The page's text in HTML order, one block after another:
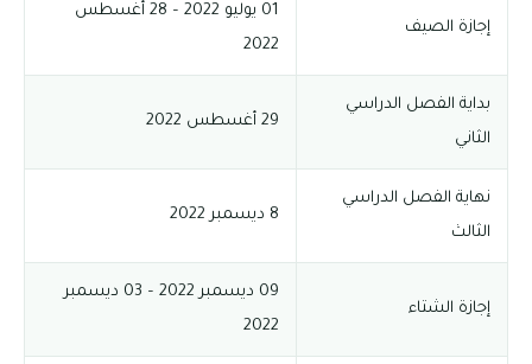
إجازة الصيف
01 يوليو 2022 – 28 أغسطس
2022
بداية الفصل الدراسي
الثاني
29 أغسطس 2022
نهاية الفصل الدراسي
الثالث
8 ديسمبر 2022
إجازة الشتاء
09 ديسمبر 2022 – 03 ديسمبر
2022